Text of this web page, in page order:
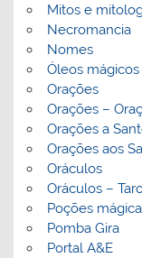
Mitos e
Necromancia
Nomes
Óleos mágicos
Orações
Orações –
Orações a
Orações aos
Oráculos
Oráculos –
Poções
Pomba Gira
Portal A&E